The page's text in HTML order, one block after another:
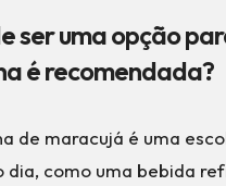
ser uma opção
é recomendada?
de maracujá é uma
dia, como uma bebida